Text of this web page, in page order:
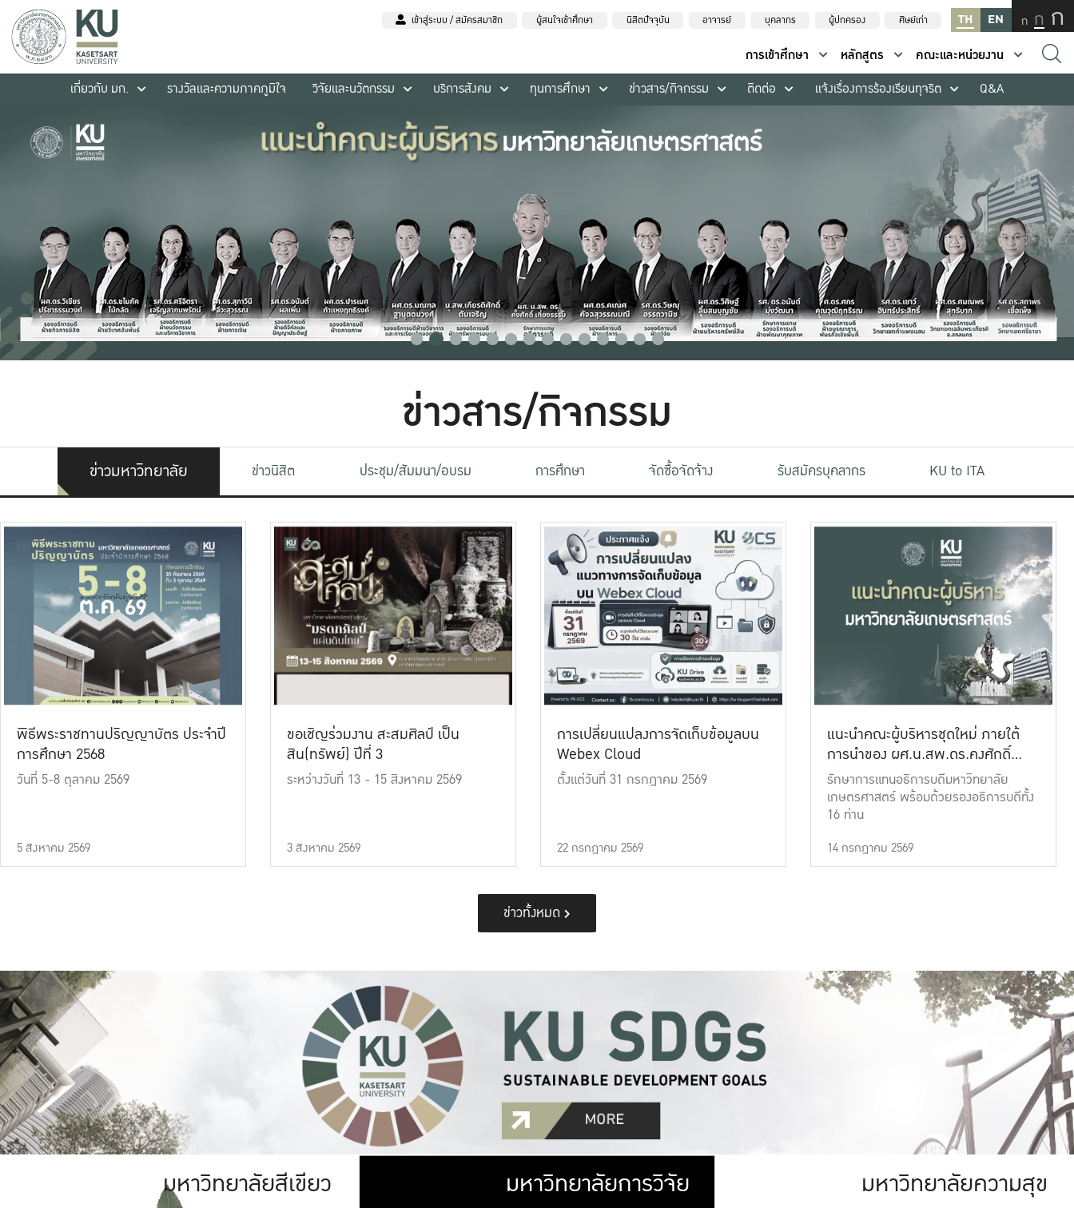
เข้าสู่ระบบ / สมัครสมาชิก ผู้สนใจเข้าศึกษา นิสิตปัจจุบัน อาจารย์ บุคลากร ผู้ปกครอง ศิษย์เก่า TH EN ก ก ก
การเข้าศึกษา หลักสูตร
คณะและหน่วยงาน
เกี่ยวกับ มก.
รางวัลและความภาคภูมิใจ วิจัยและนวัตกรรม บริการสังคม ทุนการศึกษา ข่าวสาร/กิจกรรม ติดต่อ แจ้งเรื่องการร้องเรียนทุจริต Q&A
ข่าวสาร/กิจกรรม
ข่าวมหาวิทยาลัย ข่าวนิสิต ประชุม/สัมมนา/อบรม การศึกษา จัดซื้อจัดจ้าง รับสมัครบุคลากร KU to ITA
พิธีพระราชทานปริญญาบัตร ประจำปี
การศึกษา 2568
วันที่ 5-8 ตุลาคม 2569
5 สิงหาคม 2569
ขอเชิญร่วมงาน สะสมศิลป์ เป็น
สิน(ทรัพย์) ปีที่ 3
ระหว่างวันที่ 13 - 15 สิงหาคม 2569
3 สิงหาคม 2569
การเปลี่ยนแปลงการจัดเก็บข้อมูลบน
Webex Cloud
ตั้งแต่วันที่ 31 กรกฎาคม 2569
22 กรกฎาคม 2569
แนะนำคณะผู้บริหารชุดใหม่ ภายใต้
การนำของ ผศ.น.สพ.ดร.คงศักดิ์
เที่ยงธรรม
รักษาการแทนอธิการบดีมหาวิทยาลัย
เกษตรศาสตร์ พร้อมด้วยรองอธิการบดีทั้ง
16 ท่าน
14 กรกฎาคม 2569
ข่าวทั้งหมด
มหาวิทยาลัยสีเขียว มหาวิทยาลัย
มหาวิทยาลัยการวิจัย มหาวิทยาลัย
มหาวิทยาลัยความสุข